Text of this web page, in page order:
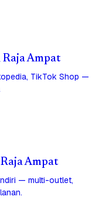
Ampat
TikTok Shop —
Ampat
— multi-outlet,